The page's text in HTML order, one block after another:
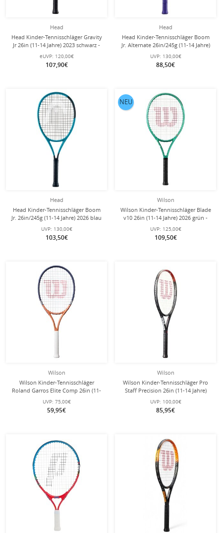
Head
Head Kinder-Tennisschläger Gravity
Jr 26in (11-14 Jahre) 2023 schwarz -
besaitet -
eUVP: 120,00€
107,90€
Head
Head Kinder-Tennisschläger Boom
Jr. Alternate 26in/245g (11-14 Jahre)
2026 lila - besaitet -
UVP: 130,00€
88,50€
Head
Head Kinder-Tennisschläger Boom
Jr. 26in/245g (11-14 Jahre) 2026 blau
- besaitet -
UVP: 130,00€
103,50€
Wilson
Wilson Kinder-Tennisschläger Blade
v10 26in (11-14 Jahre) 2026 grün -
besaitet -
UVP: 125,00€
109,50€
NEU
Wilson
Wilson Kinder-Tennisschläger
Roland Garros Elite Comp 26in (11-
14 Jahre) 2026 - besaitet -
UVP: 75,00€
59,95€
Wilson
Wilson Kinder-Tennisschläger Pro
Staff Precision 26in (11-14 Jahre)
2026 schwarz/rot - besaitet -
UVP: 100,00€
85,95€